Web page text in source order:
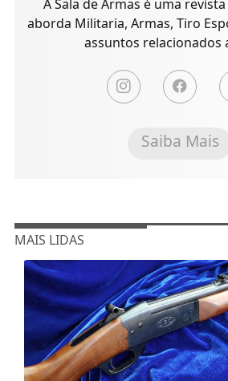
A Sala de Armas é uma
aborda Militaria, Armas, Tiro
assuntos relacionados
Saiba Mais
MAIS LIDAS